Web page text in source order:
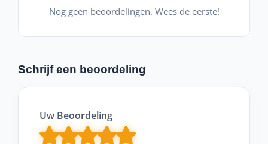
Nog geen beoordelingen. Wees de eerste!
Schrijf een beoordeling
Uw Beoordeling